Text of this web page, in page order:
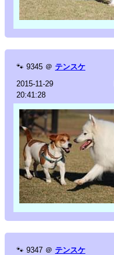
🐾 9345 ＠ テンスケ
2015-11-29
20:41:28
🐾 9347 ＠ テンスケ